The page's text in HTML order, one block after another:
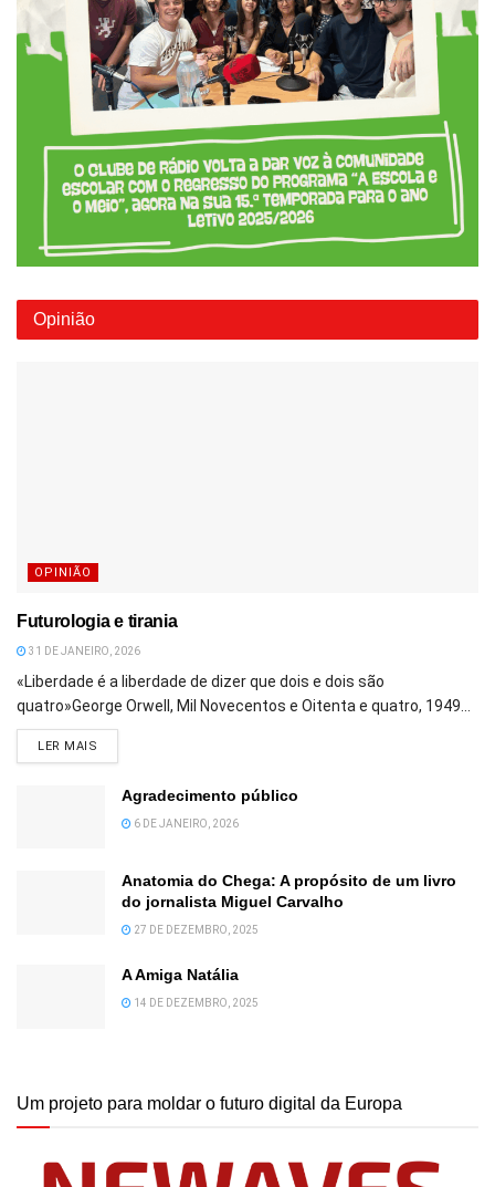
Opinião
OPINIÃO
Futurologia e tirania
31 DE JANEIRO, 2026
«Liberdade é a liberdade de dizer que dois e dois são
quatro»George Orwell, Mil Novecentos e Oitenta e quatro, 1949...
LER MAIS
Agradecimento público
6 DE JANEIRO, 2026
Anatomia do Chega: A propósito de um livro
do jornalista Miguel Carvalho
27 DE DEZEMBRO, 2025
A Amiga Natália
14 DE DEZEMBRO, 2025
Um projeto para moldar o futuro digital da Europa